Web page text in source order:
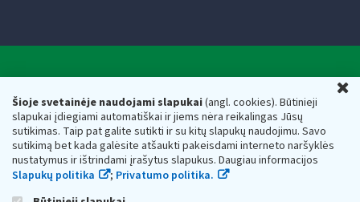
Šioje svetainėje naudojami slapukai(angl. cookies). Būtinieji
slapukai įdiegiami automatiškai ir jiems nėra reikalingas Jūsų
sutikimas. Taip pat galite sutikti ir su kitų slapukų naudojimu. Savo
sutikimą bet kada galėsite atšaukti pakeisdami interneto naršyklės
nustatymus ir ištrindami įrašytus slapukus. Daugiau informacijos
Slapukų politika
; Privatumo politika.
Respublikos finansų ministerijos
Biudžetinė įstaiga. Juridinio asmens kodas — 188659752,
adresas: Vasario 16-osios g. 14, 01107 Vilnius, Lietuva, el.paštas:
vmi@vmi.lt, E. pristatymo dėžutės adresas 188659752
Duomenys apie Valstybinę mokesčių inspekciją prie Lietuvos
Respublikos finansų ministerijos kaupiami ir saugomi Juridinių